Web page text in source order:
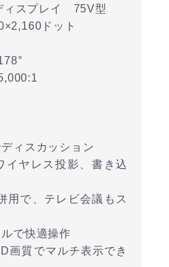
ィスプレイ 75V型
ドット
ィスカッション
イヤレス投影、書き込
用で、テレビ会議もス
で快適操作
画質でマルチ表示でき